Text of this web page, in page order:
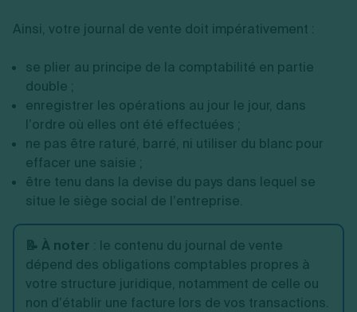
Ainsi, votre journal de vente doit impérativement :
se plier au principe de la comptabilité en partie
double ;
enregistrer les opérations au jour le jour, dans
l’ordre où elles ont été effectuées ;
ne pas être raturé, barré, ni utiliser du blanc pour
effacer une saisie ;
être tenu dans la devise du pays dans lequel se
situe le siège social de l’entreprise.
📝 À noter : le contenu du journal de vente
dépend des obligations comptables propres à
votre structure juridique, notamment de celle ou
non d’établir une facture lors de vos transactions.